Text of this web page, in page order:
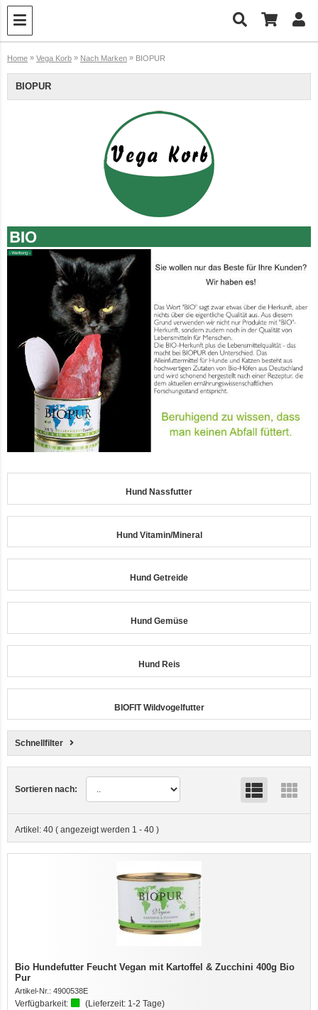
Home » Vega Korb » Nach Marken » BIOPUR
BIOPUR
Hund Nassfutter
Hund Vitamin/Mineral
Hund Getreide
Hund Gemüse
Hund Reis
BIOFIT Wildvogelfutter
Schnellfilter
Sortieren nach:
Artikel: 40 ( angezeigt werden 1 - 40)
Bio Hundefutter Feucht Vegan mit Kartoffel & Zucchini 400g Bio
Pur
Artikel-Nr.: 4900538E
Verfügbarkeit: (Lieferzeit: 1-2 Tage)